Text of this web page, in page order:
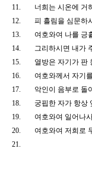
11.
너희는 시온에 거
12.
피 흘림을 심문하
13.
여호와여 나를 긍
14.
그리하시면 내가
15.
열방은 자기가 판
16.
여호와께서 자기
17.
악인이 음부로
18.
궁핍한 자가 항상
19.
여호와여 일어나
20.
여호와여 저희로
21.